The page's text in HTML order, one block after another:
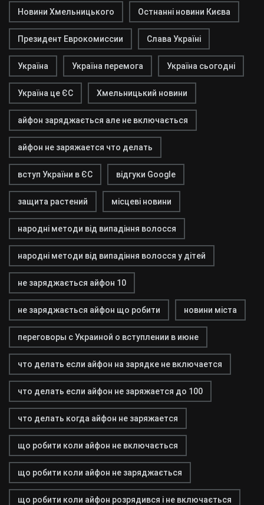
Новини Хмельницького Остнанні новини Києва
Президент Еврокомиссии Слава Україні
Україна Україна перемога Україна сьогодні
Україна це ЄС Хмельницький новини
айфон заряджається але не включається
айфон не заряжается что делать
вступ України в ЄС відгуки Google
защита растений місцеві новини
народні методи від випадіння волосся
народні методи від випадіння волосся у дітей
не заряджається айфон 10
не заряджається айфон що робити новини міста
переговоры с Украиной о вступлении в июне
что делать если айфон на зарядке не включается
что делать если айфон не заряжается до 100
что делать когда айфон не заряжается
що робити коли айфон не включається
що робити коли айфон не заряджається
що робити коли айфон розрядився і не включається